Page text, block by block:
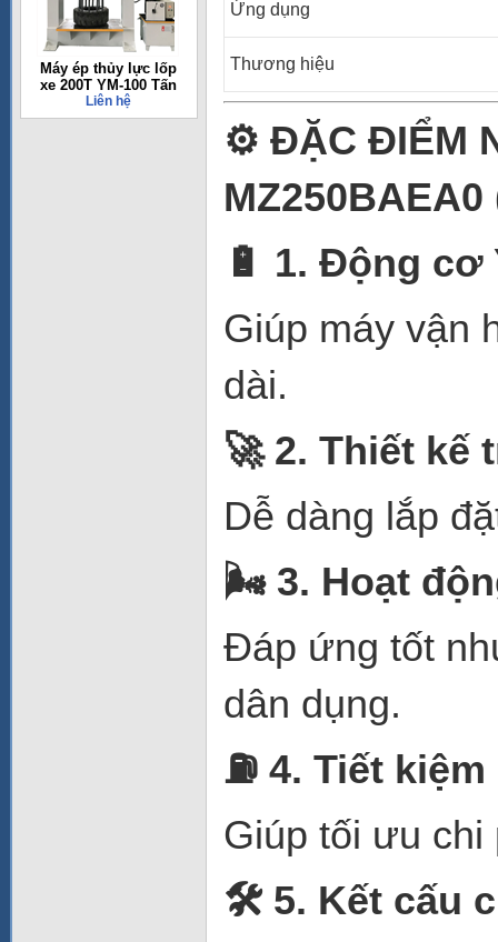
Máy ép thủy lực lốp
xe 200T YM-100 Tấn
Liên hệ
Ứng dụng
Thương hiệu
⚙️ ĐẶC ĐIỂM
MZ250BAEA0
🔋 1. Động cơ
Giúp máy vận
dài.
🚀2. Thiết kế
Dễ dàng lắp
🌬 3. Hoạt
Đáp ứng tốt
dân dụng.
⛽ 4. Tiết
Giúp tối ưu chi
🛠 5. Kết cấu